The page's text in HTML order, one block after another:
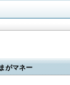
がマネー